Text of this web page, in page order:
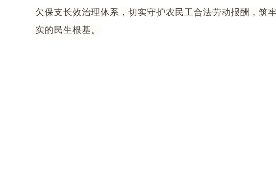
欠保支长效治理体系，切实守护农民工合法劳动报酬，筑
实的民生根基。